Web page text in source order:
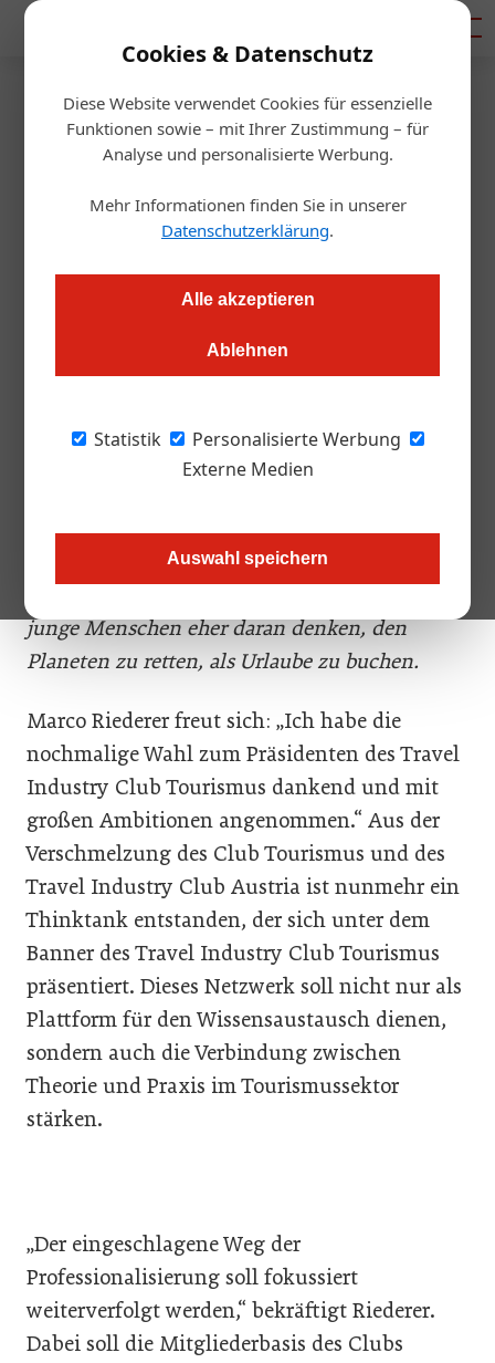
Cookies & Datenschutz
Diese Website verwendet Cookies für essenzielle
Funktionen sowie – mit Ihrer Zustimmung – für
Analyse und personalisierte Werbung.
Mehr Informationen finden Sie in unserer
Datenschutzerklärung.
Alle akzeptieren
Ablehnen
Statistik
Personalisierte Werbung
Externe Medien
Auswahl speichern
Startseite/Gastro & Hotel
Netzwerk
Travel Industry Club Tourismus
wählt neuen Vorstand
Marco Riederer bleibt Präsident und kündigt Pläne zur
Vorstand?
vorgenommen, die nächste Generation für den
Tourismus zu begeistern. Und das ist eine
junge Menschen eher daran denken, den
Planeten zu retten, als Urlaube zu buchen.
Marco Riederer freut sich: „Ich habe die
nochmalige Wahl zum Präsidenten des Travel
Industry Club Tourismus dankend und mit
großen Ambitionen angenommen.“ Aus der
Verschmelzung des Club Tourismus und des
Travel Industry Club Austria ist nunmehr ein
Thinktank entstanden, der sich unter dem
Banner des Travel Industry Club Tourismus
präsentiert. Dieses Netzwerk soll nicht nur als
Plattform für den Wissensaustausch dienen,
sondern auch die Verbindung zwischen
Theorie und Praxis im Tourismussektor
stärken.
„Der eingeschlagene Weg der
Professionalisierung soll fokussiert
weiterverfolgt werden,“ bekräftigt Riederer.
Dabei soll die Mitgliederbasis des Clubs